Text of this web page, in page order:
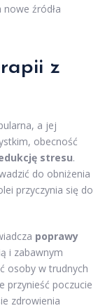
źródła
z
a jej
obecność
stresu.
do obniżenia
przyczynia się do
poprawy
i zabawnym
osoby w trudnych
przynieść poczucie
zdrowienia